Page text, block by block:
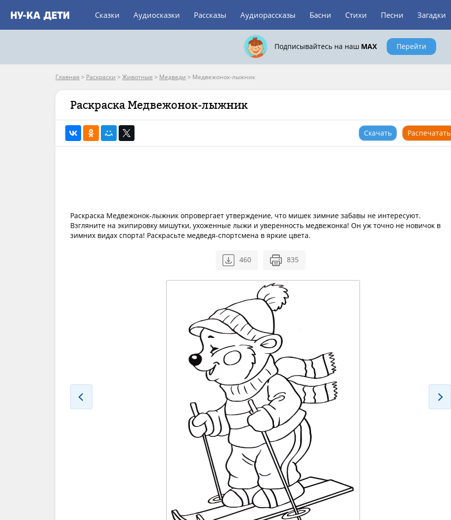
Сказки Аудиосказки Рассказы Аудиорассказы Басни Стихи Песни Загадки
Подписывайтесь на наш MAX Перейти
Главная > Раскраски > Животные > Медведи > Медвежонок-лыжник
Раскраска Медвежонок-лыжник
Скачать Распечатать
Раскраска Медвежонок-лыжник опровергает утверждение, что мишек зимние забавы не интересуют.
Взгляните на экипировку мишутки, ухоженные лыжи и уверенность медвежонка! Он уж точно не новичок в
зимних видах спорта! Раскрасьте медведя-спортсмена в яркие цвета.
460 835